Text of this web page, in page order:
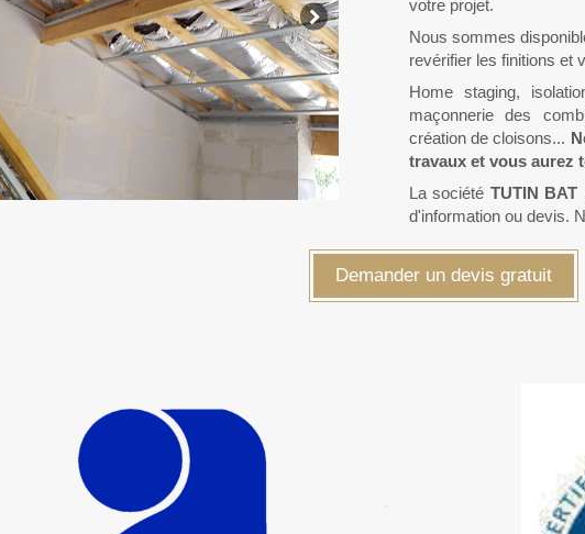
votre projet.
Nous sommes
revérifier les finitions et
Home staging,
maçonnerie des
création de cloisons...
travaux et vous aurez
La société TUTIN BAT
d'information ou devis.
Demander un devis gratuit